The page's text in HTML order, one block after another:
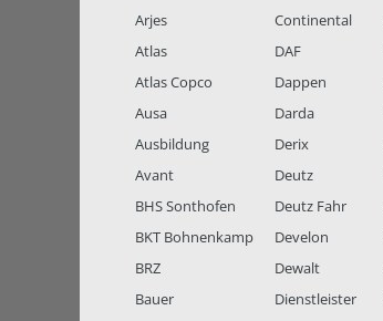
Arjes
Atlas
Atlas Copco
Ausa
Ausbildung
Avant
BHS Sonthofen
BKT Bohnenkamp
BRZ
Bauer
Continental
DAF
Dappen
Darda
Derix
Deutz
Deutz Fahr
Develon
Dewalt
Dienstleister